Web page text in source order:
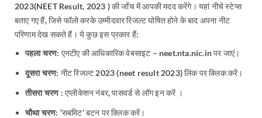
2023(NEET Result, 2023 ) की जाँच में आपकी मदद करेंगे। यहां नीचे स्टेप्स
बताए गए हैं, जिसे फॉलो करके उम्मीदवार रिजल्ट घोषित होने के बाद अपना नीट
परिणाम देख सकते हैं। ये कुछ इस प्रकार हैं:
पहला चरण: एनटीए की आधिकारिक वेबसाइट – neet.nta.nic.in पर जाएं।
दूसरा चरण: नीट रिजल्ट 2023 (neet result 2023) लिंक पर क्लिक करें।
तीसरा चरण : एप्लीकेशन नंबर, पासवर्ड से लॉग इन करें ।
चौथा चरण: ‘सबमिट’ बटन पर क्लिक करें।